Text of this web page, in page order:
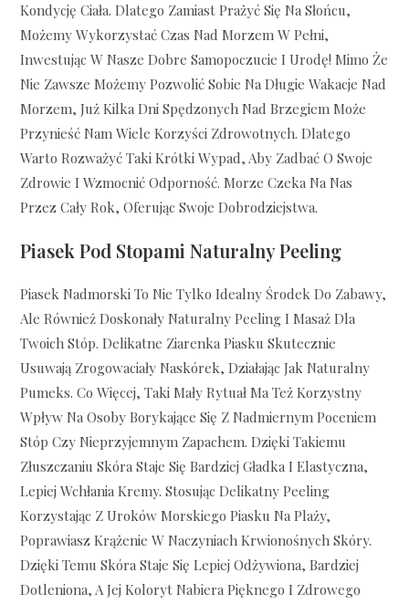
Kondycję Ciała. Dlatego Zamiast Prażyć Się Na Słońcu,
Możemy Wykorzystać Czas Nad Morzem W Pełni,
Inwestując W Nasze Dobre Samopoczucie I Urodę! Mimo Że
Nie Zawsze Możemy Pozwolić Sobie Na Długie Wakacje Nad
Morzem, Już Kilka Dni Spędzonych Nad Brzegiem Może
Przynieść Nam Wiele Korzyści Zdrowotnych. Dlatego
Warto Rozważyć Taki Krótki Wypad, Aby Zadbać O Swoje
Zdrowie I Wzmocnić Odporność. Morze Czeka Na Nas
Przez Cały Rok, Oferując Swoje Dobrodziejstwa.
Piasek Pod Stopami Naturalny Peeling
Piasek Nadmorski To Nie Tylko Idealny Środek Do Zabawy,
Ale Również Doskonały Naturalny Peeling I Masaż Dla
Twoich Stóp. Delikatne Ziarenka Piasku Skutecznie
Usuwają Zrogowaciały Naskórek, Działając Jak Naturalny
Pumeks. Co Więcej, Taki Mały Rytuał Ma Też Korzystny
Wpływ Na Osoby Borykające Się Z Nadmiernym Poceniem
Stóp Czy Nieprzyjemnym Zapachem. Dzięki Takiemu
Złuszczaniu Skóra Staje Się Bardziej Gładka I Elastyczna,
Lepiej Wchłania Kremy. Stosując Delikatny Peeling
Korzystając Z Uroków Morskiego Piasku Na Plaży,
Poprawiasz Krążenie W Naczyniach Krwionośnych Skóry.
Dzięki Temu Skóra Staje Się Lepiej Odżywiona, Bardziej
Dotleniona, A Jej Koloryt Nabiera Pięknego I Zdrowego